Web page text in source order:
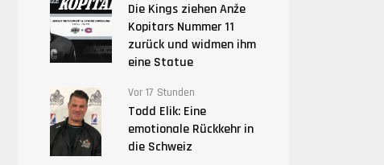
Die Kings ziehen Anže
Kopitars Nummer 11
zurück und widmen ihm
eine Statue
Vor 17 Stunden
Todd Elik: Eine
emotionale Rückkehr in
die Schweiz